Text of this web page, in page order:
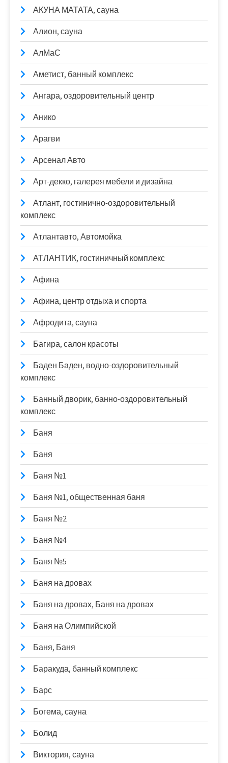
АКУНА МАТАТА, сауна
Алион, сауна
АлМаС
Аметист, банный комплекс
Ангара, оздоровительный центр
Анико
Арагви
Арсенал Авто
Арт-декко, галерея мебели и дизайна
Атлант, гостинично-оздоровительный
комплекс
Атлантавто, Автомойка
АТЛАНТИК, гостиничный комплекс
Афина
Афина, центр отдыха и спорта
Афродита, сауна
Багира, салон красоты
Баден Баден, водно-оздоровительный
комплекс
Банный дворик, банно-оздоровительный
комплекс
Баня
Баня
Баня №1
Баня №1, общественная баня
Баня №2
Баня №4
Баня №5
Баня на дровах
Баня на дровах, Баня на дровах
Баня на Олимпийской
Баня, Баня
Баракуда, банный комплекс
Барс
Богема, сауна
Болид
Виктория, сауна